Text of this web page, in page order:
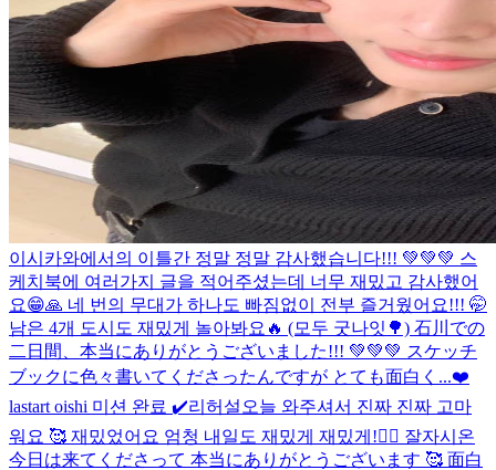
이시카와에서의 이틀간 정말 정말 감사했습니다!!! 💚💚💚 스
케치북에 여러가지 글을 적어주셨는데 너무 재밌고 감사했어
요😁🙏 네 번의 무대가 하나도 빠짐없이 전부 즐거웠어요!!! 🤭
남은 4개 도시도 재밌게 놀아봐요🔥 (모두 굿나잇🌳) 石川での
二日間、本当にありがとうございました!!! 💚💚💚 スケッチ
ブックに色々書いてくださったんですが とても面白く...❤️
lastart oishi 미션 완료 ✔️리허설 오늘 와주셔서 진짜 진짜 고마
워요 🥰 재밌었어요 엄청 내일도 재밌게 재밌게!👍🏻 잘자시온
今日は来てくださって 本当にありがとうございます 🥰 面白